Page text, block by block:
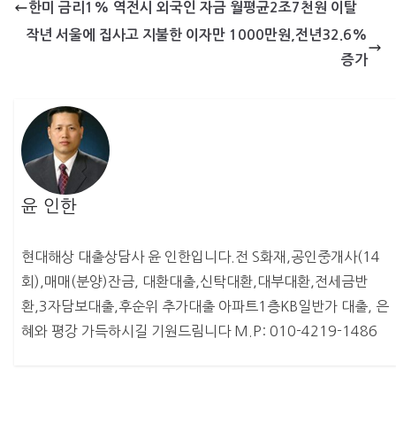
한미 금리1% 역전시 외국인 자금 월평균2조7천원 이탈
작년 서울에 집사고 지불한 이자만 1000만원,전년32.6%
증가
윤 인한
현대해상 대출상담사 윤 인한입니다.전 S화재,공인중개사(14
회),매매(분양)잔금, 대환대출,신탁대환,대부대환,전세금반
환,3자담보대출,후순위 추가대출 아파트1층KB일반가 대출, 은
혜와 평강 가득하시길 기원드림니다 M.P: 010-4219-1486